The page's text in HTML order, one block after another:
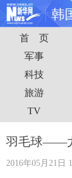
韩
首页
娱乐
时尚
港澳
科技
首 页
军事
科技
旅游
TV
羽毛球——
2016年05月21日